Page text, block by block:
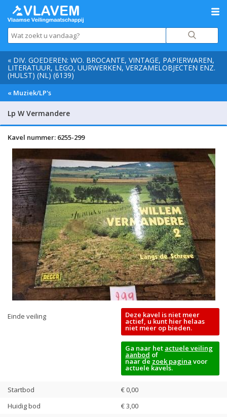
« DIV. GOEDEREN: WO. BROCANTE, VINTAGE, PAPIERWAREN,
LITERATUUR, LEGO, UURWERKEN, VERZAMELOBJECTEN ENZ.
(HULST) (NL) (6139)
« Muziek/LP's
Lp W Vermandere
Kavel nummer: 6255-299
Einde veiling Deze kavel is niet meer
actief, u kunt hier helaas
niet meer op bieden.
Ga naar het actuele veiling
aanbod of
naar de zoek pagina voor
actuele kavels.
Startbod
€ 0,00
Huidig bod
€3,00